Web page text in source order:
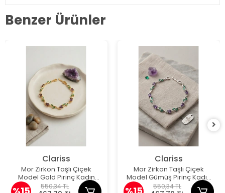
Benzer Ürünler
Clariss
Mor Zirkon Taşlı Çiçek
Model Gold Pirinç Kadın
Bileklik
550,34 TL
Clariss
Mor Zirkon Taşlı Çiçek
Model Gümüş Pirinç Kadın
Bileklik
550,34 TL